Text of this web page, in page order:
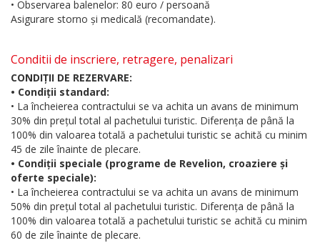
• Observarea balenelor: 80 euro / persoană
Asigurare storno și medicală (recomandate).
Conditii de inscriere, retragere, penalizari
CONDIȚII DE REZERVARE:
• Condiții standard:
• La încheierea contractului se va achita un avans de minimum
30% din prețul total al pachetului turistic. Diferența de până la
100% din valoarea totală a pachetului turistic se achită cu minim
45 de zile înainte de plecare.
• Condiții speciale (programe de Revelion, croaziere și
oferte speciale):
• La încheierea contractului se va achita un avans de minimum
50% din prețul total al pachetului turistic. Diferența de până la
100% din valoarea totală a pachetului turistic se achită cu minim
60 de zile înainte de plecare.